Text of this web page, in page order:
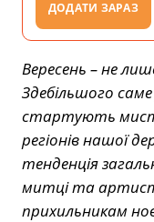
ДОДАТИ ЗАРАЗ
Вересень – не
Здебільшого
стартують
регіонів нашої
тенденція
митці та
прихильникам